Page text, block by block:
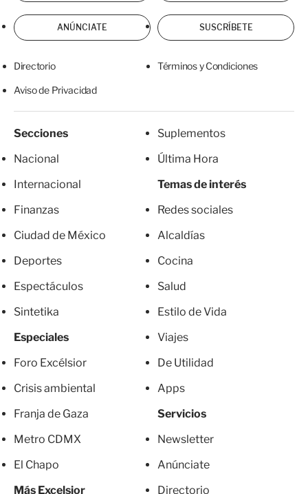
ANÚNCIATE SUSCRÍBETE
Directorio Términos y Condiciones
Aviso de Privacidad
Secciones
Nacional
Internacional
Finanzas
Ciudad de México
Deportes
Espectáculos
Sintetika
Especiales
Foro Excélsior
Crisis ambiental
Franja de Gaza
Metro CDMX
El Chapo
Más Excelsior
Suplementos
Última Hora
Temas de interés
Redes sociales
Alcaldías
Cocina
Salud
Estilo de Vida
Viajes
De Utilidad
Apps
Servicios
Newsletter
Anúnciate
Directorio